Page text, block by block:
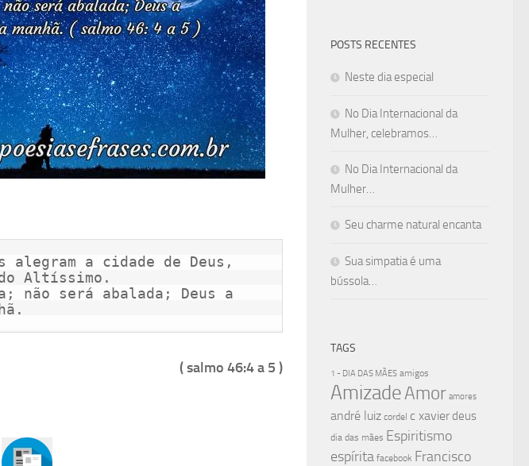
a cidade de Deus,
Altíssimo.
não será abalada; Deus a
( salmo 46:4 a 5 )
POSTS RECENTES
Neste dia especial
No Dia Internacional da
Mulher, celebramos…
No Dia Internacional da
Mulher…
Seu charme natural encanta
Sua simpatia é uma
bússola…
TAGS
1 - DIA DAS MÃES amigos
AmizadeAmor amores
andré luiz cordel c xavier deus
dia das mães Espiritismo
espírita facebook Francisco